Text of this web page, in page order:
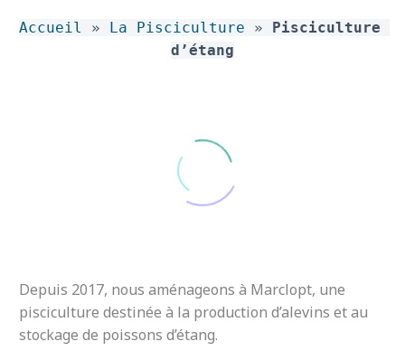
Accueil » La Pisciculture » Pisciculture
d’étang
Depuis 2017, nous aménageons à Marclopt, une
pisciculture destinée à la production d’alevins et au
stockage de poissons d’étang.